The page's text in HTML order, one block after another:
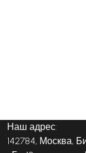
Наш адрес:
142784, Москва,